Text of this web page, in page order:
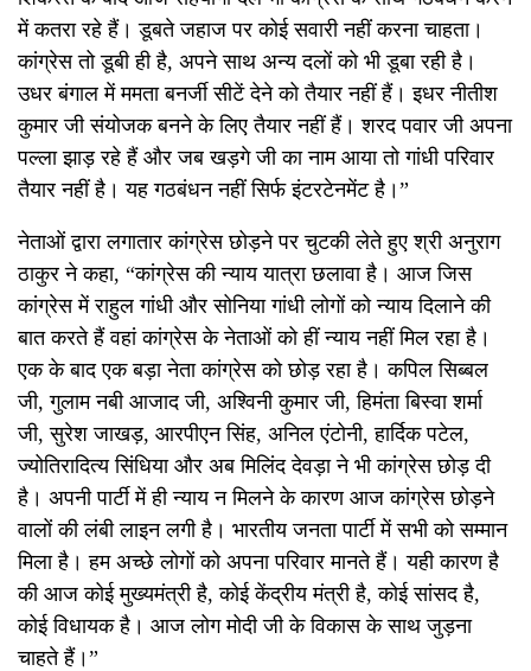
में कतरा रहे हैं। डूबते जहाज पर कोई सवारी नहीं करना चाहता।
कांग्रेस तो डूबी ही है, अपने साथ अन्य दलों को भी डूबा रही है।
उधर बंगाल में ममता बनर्जी सीटें देने को तैयार नहीं हैं। इधर नीतीश
कुमार जी संयोजक बनने के लिए तैयार नहीं हैं। शरद पवार जी अपना
पल्ला झाड़ रहे हैं और जब खड़गे जी का नाम आया तो गांधी परिवार
तैयार नहीं है। यह गठबंधन नहीं सिर्फ इंटरटेनमेंट है।”
नेताओं द्वारा लगातार कांग्रेस छोड़ने पर चुटकी लेते हुए श्री अनुराग
ठाकुर ने कहा, “कांग्रेस की न्याय यात्रा छलावा है। आज जिस
कांग्रेस में राहुल गांधी और सोनिया गांधी लोगों को न्याय दिलाने की
बात करते हैं वहां कांग्रेस के नेताओं को हीं न्याय नहीं मिल रहा है।
एक के बाद एक बड़ा नेता कांग्रेस को छोड़ रहा है। कपिल सिब्बल
जी, गुलाम नबी आजाद जी, अश्विनी कुमार जी, हिमंता बिस्वा शर्मा
जी, सुरेश जाखड़, आरपीएन सिंह, अनिल एंटोनी, हार्दिक पटेल,
ज्योतिरादित्य सिंधिया और अब मिलिंद देवड़ा ने भी कांग्रेस छोड़ दी
है। अपनी पार्टी में ही न्याय न मिलने के कारण आज कांग्रेस छोड़ने
वालों की लंबी लाइन लगी है। भारतीय जनता पार्टी में सभी को सम्मान
मिला है। हम अच्छे लोगों को अपना परिवार मानते हैं। यही कारण है
की आज कोई मुख्यमंत्री है, कोई केंद्रीय मंत्री है, कोई सांसद है,
कोई विधायक है। आज लोग मोदी जी के विकास के साथ जुड़ना
चाहते हैं।”